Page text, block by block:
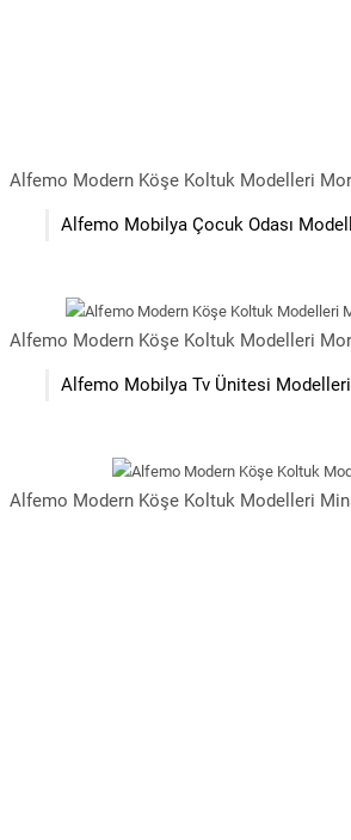
Alfemo Modern Köşe Koltuk Modelleri
Alfemo Mobilya Çocuk Odası
Alfemo Modern Köşe Koltuk Modelleri
Alfemo Mobilya Tv Ünitesi Modelleri
Alfemo Modern Köşe Koltuk Modelleri